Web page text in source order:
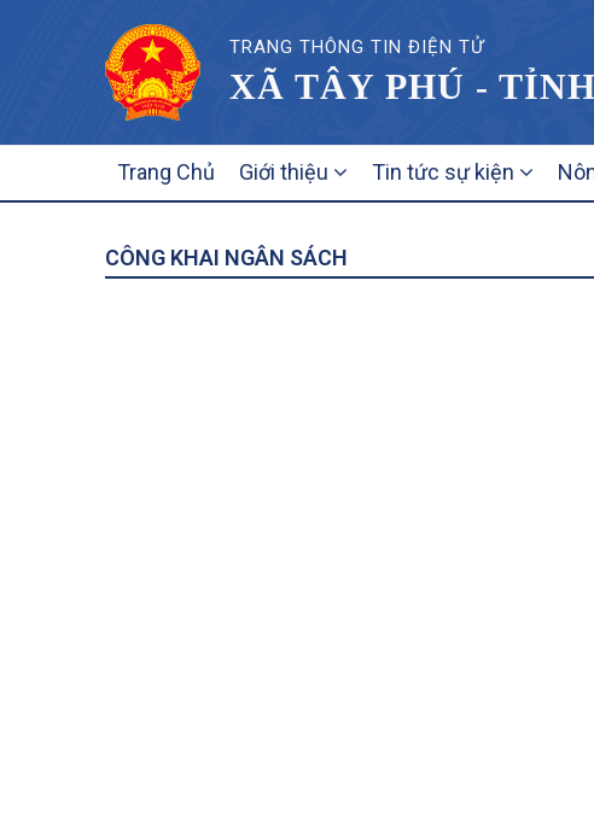
TRANG THÔNG TIN ĐIỆN TỬ
XÃ TÂY PHÚ -
NAVIGATION
Trang Chủ Giới thiệu Tin tức sự kiện
CÔNG KHAI NGÂN SÁCH